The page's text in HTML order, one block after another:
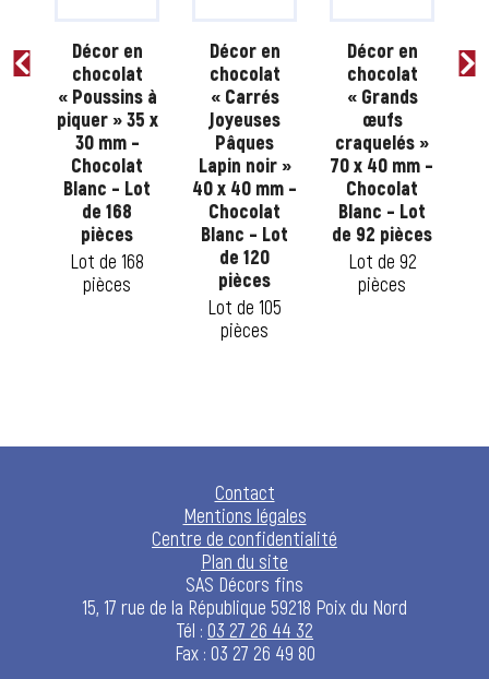
Décor en
chocolat
« Poussins à
piquer » 35 x
30 mm –
Chocolat
Blanc – Lot
de 168
pièces
Lot de 168
pièces
Décor en
chocolat
« Carrés
Joyeuses
Pâques
Lapin noir »
40 x 40 mm –
Chocolat
Blanc – Lot
de 120
pièces
Lot de 105
pièces
Décor en
chocolat
« Grands
œufs
craquelés »
70 x 40 mm –
Chocolat
Blanc – Lot
de 92 pièces
Lot de 92
pièces
Contact
Mentions légales
Centre de confidentialité
Plan du site
SAS Décors fins
15, 17 rue de la République 59218 Poix du Nord
Tél : 03 27 26 44 32
Fax : 03 27 26 49 80